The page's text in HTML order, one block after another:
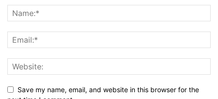
Save my name, email, and website in this browser for the